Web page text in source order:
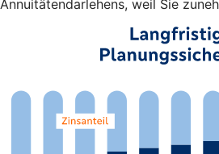
Annuitätendarlehens, weil Sie